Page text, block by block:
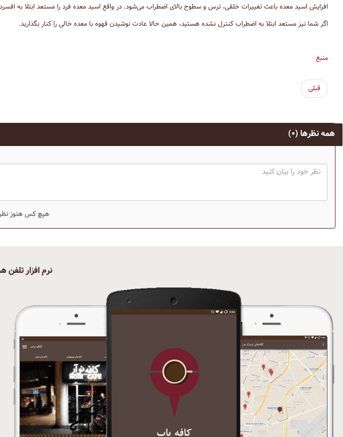
افزایش اسید معده باعث تغییرات خلقی، ترس و سطوح بالای اضطراب می‌شود. در واقع اسید معده فرد را مستعد ابتلا به
اگر شما نیز مستعد ابتلا به اضطراب کنترل نشده هستید، همین حالا عادت نوشیدن قهوه با معده خالی را کنار بگذارید.
منبع
قبلی
همه نظرها (۰)
هیچ کس هنوز
نرم افزار تلفن